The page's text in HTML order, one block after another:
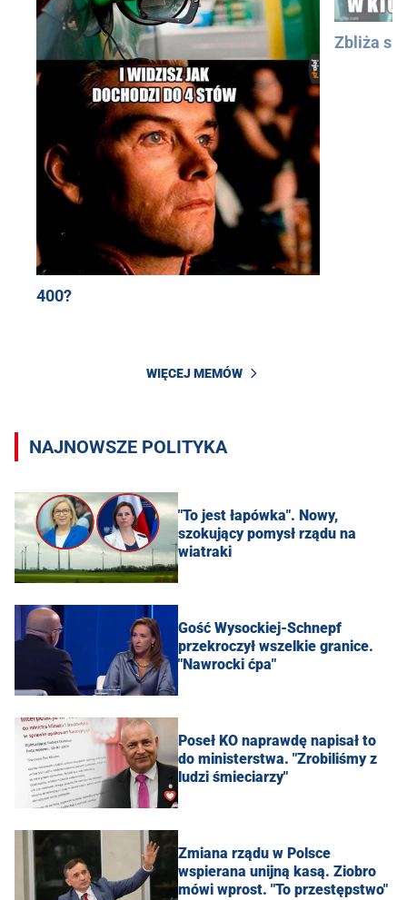
400?
Zbliża się
WIĘCEJ MEMÓW
NAJNOWSZE POLITYKA
"To jest łapówka". Nowy,
szokujący pomysł rządu na
wiatraki
Gość Wysockiej-Schnepf
przekroczył wszelkie granice.
"Nawrocki ćpa"
Poseł KO naprawdę napisał to
do ministerstwa. "Zrobiliśmy z
ludzi śmieciarzy"
Zmiana rządu w Polsce
wspierana unijną kasą. Ziobro
mówi wprost. "To przestępstwo"